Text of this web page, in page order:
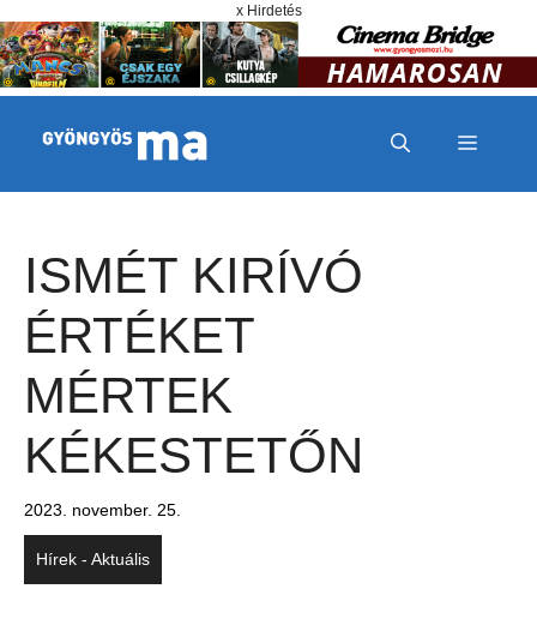
x Hirdetés
MENÜ
ISMÉT KIRÍVÓ
ÉRTÉKET
MÉRTEK
KÉKESTETŐN
2023. november. 25.
Hírek - Aktuális